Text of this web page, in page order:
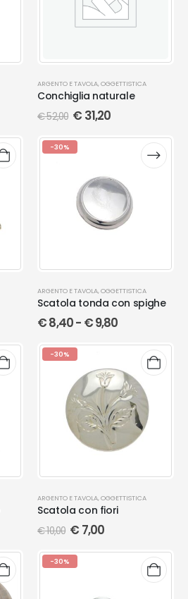
ARGENTO E TAVOLA, OGGETTISTICA
Conchiglia naturale
€52,00 € 31,20
-30%
ARGENTO E TAVOLA, OGGETTISTICA
Scatola tonda con spighe
€8,40- €9,80
-30%
ARGENTO E TAVOLA, OGGETTISTICA
Scatola con fiori
€10,00 € 7,00
-30%